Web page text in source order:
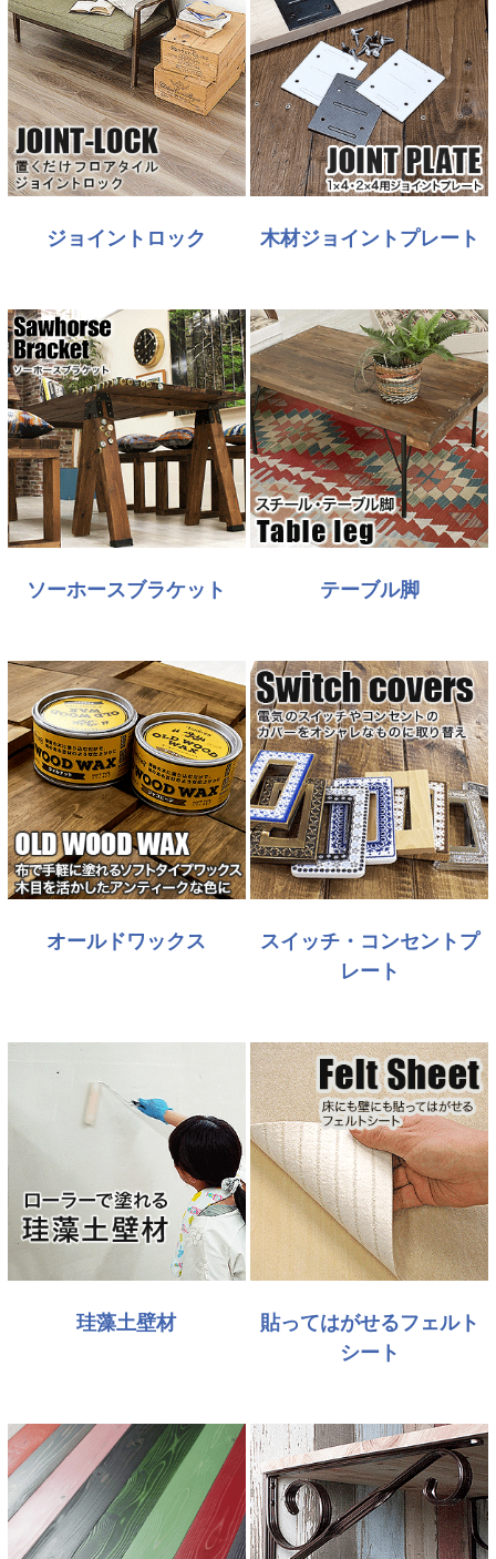
ジョイントロック 木材ジョイントプレート
ソーホースブラケット テーブル脚
オールドワックス
スイッチ・コンセントプ
レート
珪藻土壁材
貼ってはがせるフェルト
シート